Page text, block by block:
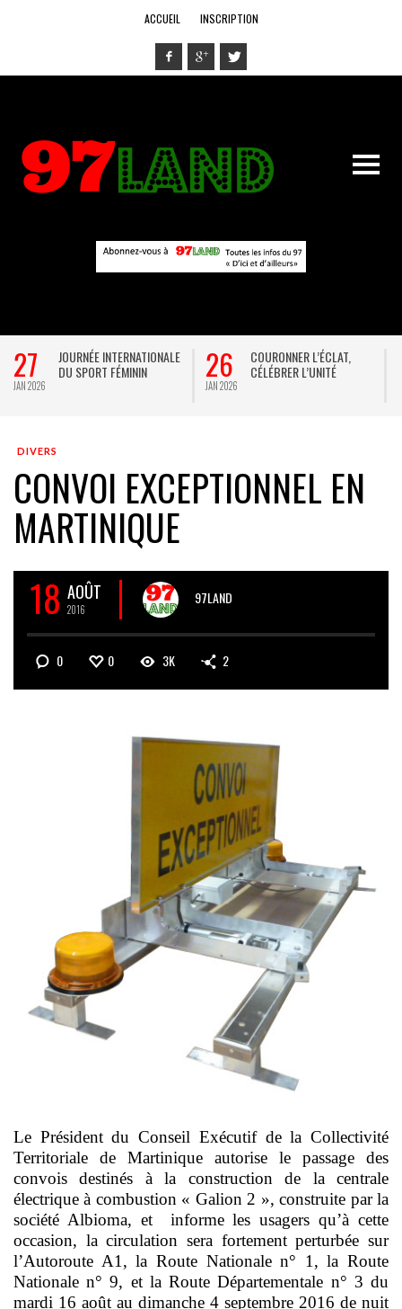
ACCUEIL INSCRIPTION
27
JAN 2026
JOURNÉE INTERNATIONALE
DU SPORT FÉMININ
26
JAN 2026
COURONNER L’ÉCLAT,
CÉLÉBRER L’UNITÉ
DIVERS
CONVOI EXCEPTIONNEL EN
MARTINIQUE
18 AOÛT
2016
97LAND
0 0 3K 2
Le Président du Conseil Exécutif de la Collectivité
Territoriale de Martinique autorise le passage des
convois destinés à la construction de la centrale
électrique à combustion « Galion 2 », construite par la
société Albioma, et informe les usagers qu’à cette
occasion, la circulation sera fortement perturbée sur
l’Autoroute A1, la Route Nationale n° 1, la Route
Nationale n° 9, et la Route Départementale n° 3 du
mardi 16 août au dimanche 4 septembre 2016 de nuit